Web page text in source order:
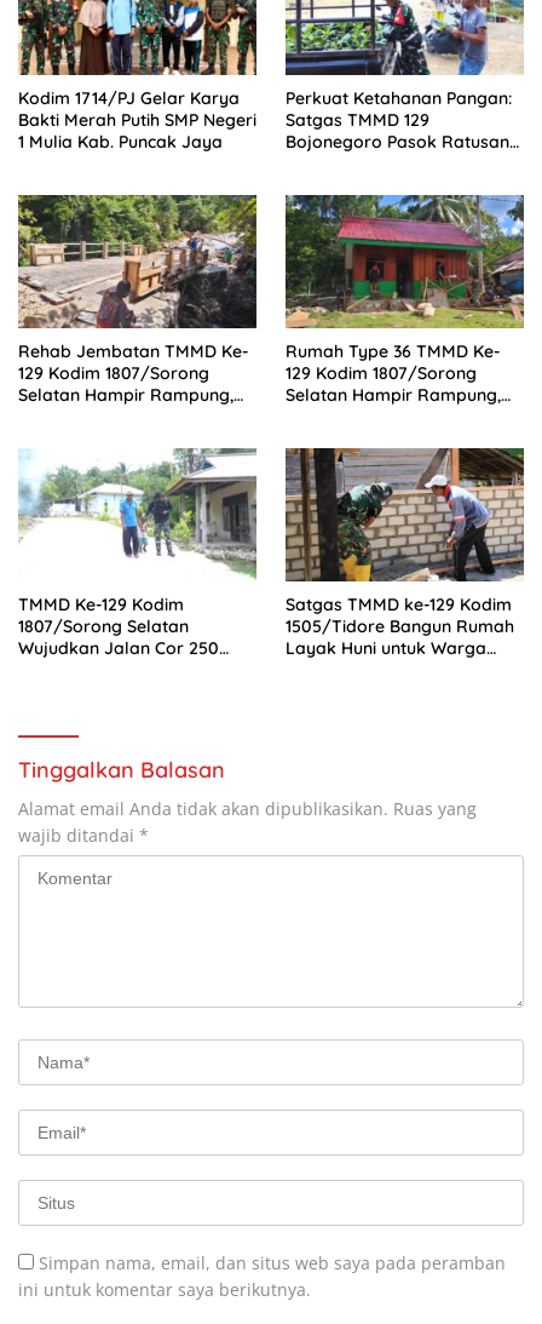
Kodim 1714/PJ Gelar Karya
Bakti Merah Putih SMP Negeri
1 Mulia Kab. Puncak Jaya
Perkuat Ketahanan Pangan:
Satgas TMMD 129
Bojonegoro Pasok Ratusan
Rehab Jembatan TMMD Ke-
129 Kodim 1807/Sorong
Selatan Hampir Rampung,
Kampung Sesor
Rumah Type 36 TMMD Ke-
129 Kodim 1807/Sorong
Selatan Hampir Rampung,
Warga
TMMD Ke-129 Kodim
1807/Sorong Selatan
Wujudkan Jalan Cor 250
Satgas TMMD ke-129 Kodim
1505/Tidore Bangun Rumah
Layak Huni untuk Warga
Tinggalkan Balasan
Alamat email Anda tidak akan dipublikasikan. Ruas yang
wajib ditandai *
Simpan nama, email, dan situs web saya pada peramban
ini untuk komentar saya berikutnya.